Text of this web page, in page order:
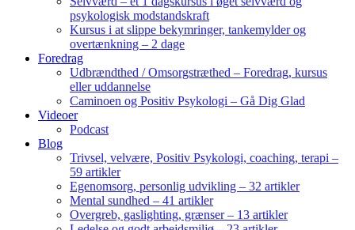
psykologisk modstandskraft
Kursus i at slippe bekymringer, tankemylder og
overtænkning – 2 dage
Foredrag
Udbrændthed / Omsorgstræthed – Foredrag, kursus
eller uddannelse
Caminoen og Positiv Psykologi – Gå Dig Glad
Videoer
Podcast
Blog
Trivsel, velvære, Positiv Psykologi, coaching, terapi –
59 artikler
Egenomsorg, personlig udvikling – 32 artikler
Mental sundhed – 41 artikler
Overgreb, gaslighting, grænser – 13 artikler